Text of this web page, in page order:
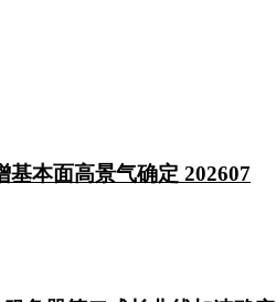
本面高景气确定 202607